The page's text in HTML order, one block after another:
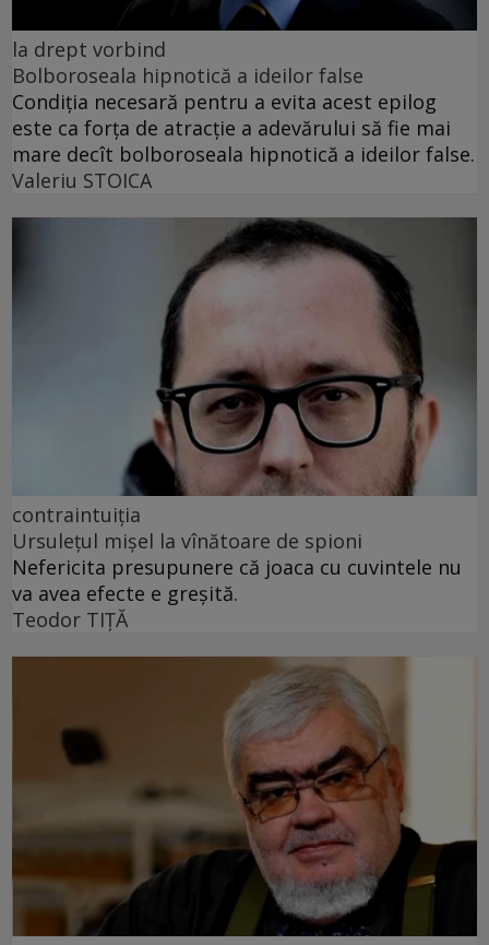
la drept vorbind
Bolboroseala hipnotică a ideilor false
Condiția necesară pentru a evita acest epilog
este ca forța de atracție a adevărului să fie mai
mare decît bolboroseala hipnotică a ideilor false.
Valeriu STOICA
contraintuiția
Ursulețul mișel la vînătoare de spioni
Nefericita presupunere că joaca cu cuvintele nu
va avea efecte e greșită.
Teodor TIŢĂ